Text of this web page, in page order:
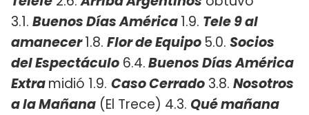
3.1. Buenos Días América1.9. Tele 9 al
amanecer1.8. Flor de Equipo5.0. Socios
del Espectáculo 6.4.Buenos Días América
Extramidió 1.9. Caso Cerrado 3.8. Nosotros
a la Mañana (El Trece) 4.3. Qué mañana